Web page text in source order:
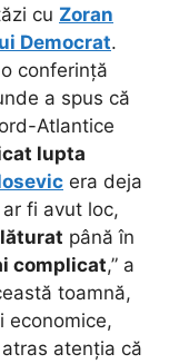
cu Zoran
Democrat.
conferință
a spus că
Atlantice
lupta
era deja
fi avut loc,
până în
complicat,” a
toamnă,
economice,
atenția că